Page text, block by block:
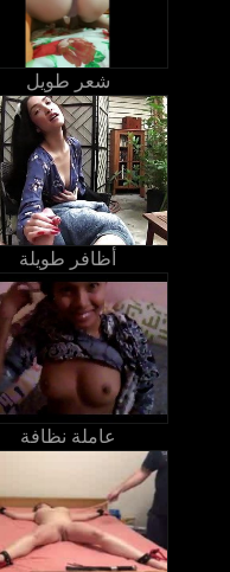
شعر طويل
أظافر طويلة
عاملة نظافة